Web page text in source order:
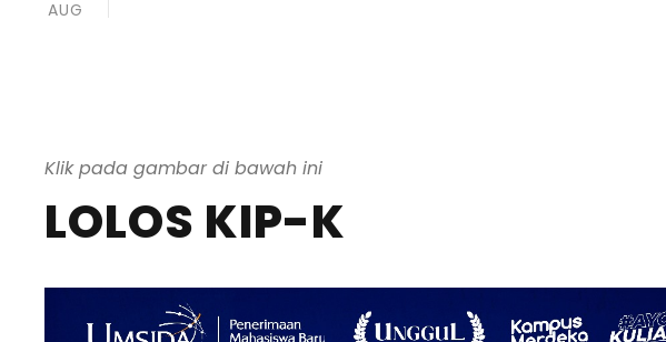
AUG
Klik pada gambar di bawah ini
LOLOS KIP-K